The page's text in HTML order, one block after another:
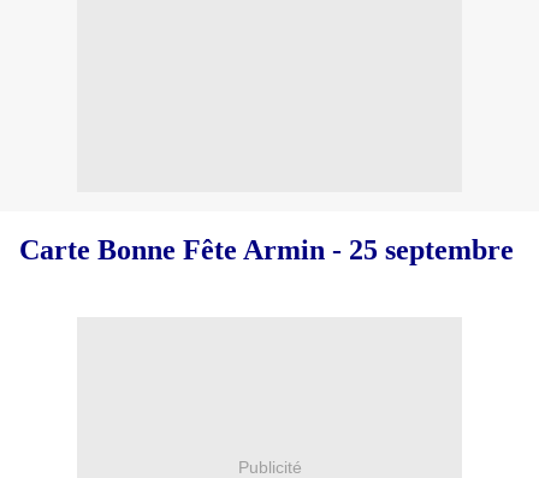
Carte Bonne Fête Armin - 25 septembre
Publicité